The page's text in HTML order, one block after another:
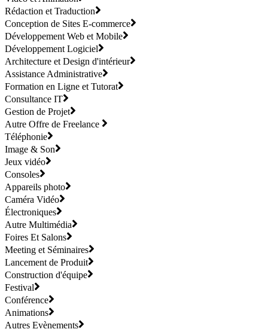
Rédaction et Traduction
Conception de Sites E-commerce
Développement Web et Mobile
Développement Logiciel
Architecture et Design d'intérieur
Assistance Administrative
Formation en Ligne et Tutorat
Consultance IT
Gestion de Projet
Autre Offre de Freelance
Téléphonie
Image & Son
Jeux vidéo
Consoles
Appareils photo
Caméra Vidéo
Électroniques
Autre Multimédia
Foires Et Salons
Meeting et Séminaires
Lancement de Produit
Construction d'équipe
Festival
Conférence
Animations
Autres Evènements